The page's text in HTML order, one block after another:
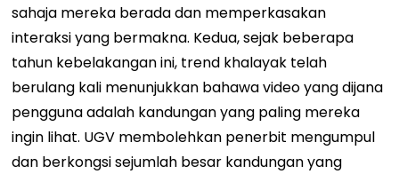
sahaja mereka berada dan memperkasakan
interaksi yang bermakna. Kedua, sejak beberapa
tahun kebelakangan ini, trend khalayak telah
berulang kali menunjukkan bahawa video yang dijana
pengguna adalah kandungan yang paling mereka
ingin lihat. UGV membolehkan penerbit mengumpul
dan berkongsi sejumlah besar kandungan yang